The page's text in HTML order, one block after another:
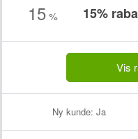
15 % 15%
Vis
Ny kunde: Ja